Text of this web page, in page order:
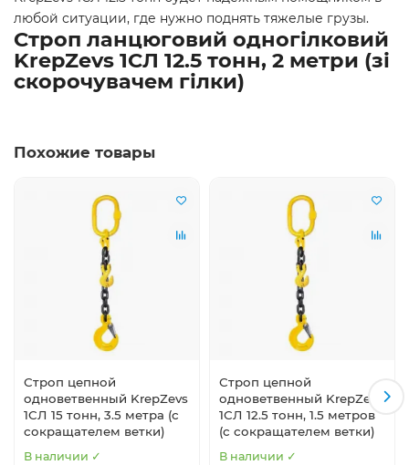
любой ситуации, где нужно поднять тяжелые грузы.
Строп ланцюговий одногілковий
KrepZevs 1СЛ 12.5 тонн, 2 метри (зі
скорочувачем гілки)
Похожие товары
Строп цепной
одноветвенный KrepZevs
1СЛ 15 тонн, 3.5 метра (с
сокращателем ветки)
В наличии ✓
Строп цепной
одноветвенный KrepZevs
1СЛ 12.5 тонн, 1.5 метров
(с сокращателем ветки)
В наличии ✓